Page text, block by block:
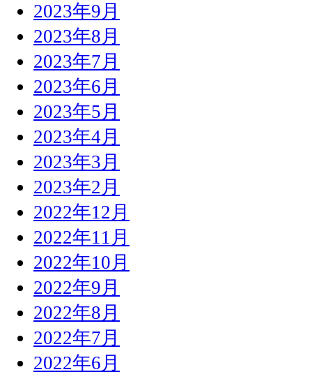
2023年9月
2023年8月
2023年7月
2023年6月
2023年5月
2023年4月
2023年3月
2023年2月
2022年12月
2022年11月
2022年10月
2022年9月
2022年8月
2022年7月
2022年6月